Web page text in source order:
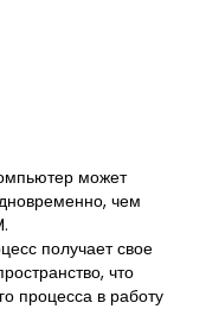
может
чем
получает свое
что
процесса в работу